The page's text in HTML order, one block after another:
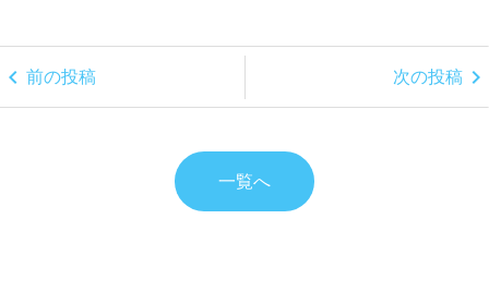
chevron_left 前の投稿 次の投稿 chevron_right
一覧へ